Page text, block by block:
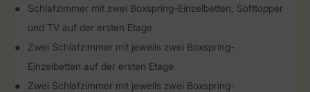
Schlafzimmer mit zwei Boxspring-Einzelbetten, Softtopper
und TV auf der ersten Etage
Zwei Schlafzimmer mit jeweils zwei Boxspring-
Einzelbetten auf der ersten Etage
Zwei Schlafzimmer mit jeweils zwei Boxspring-